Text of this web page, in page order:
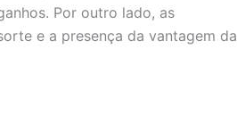
Por outro lado, as
e a presença da vantagem da